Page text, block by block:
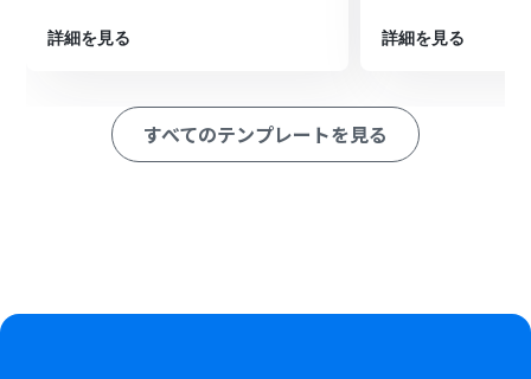
アクションを設定し、ダウンロードした画像をPDFに変換
プロード」アクションを設定し、変換したPDFファイルを
指定のフォルダに格納します。
※「トリガー」：フロー起動のきっかけとなるアクション、「オ
向けプランでは認証に失敗する可能性がありますのでご
詳細を見る 詳細を見る
すべてのテンプレートを見る